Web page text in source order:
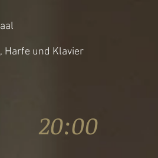
Harfe und Klavier
20:00